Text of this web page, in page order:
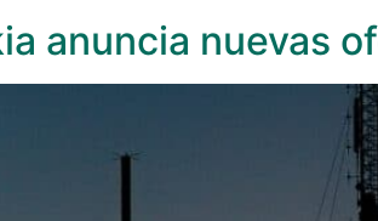
anuncia nuevas